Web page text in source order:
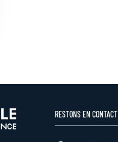
RESTONS EN CONTACT